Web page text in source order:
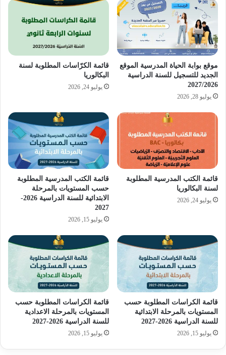
موقع بوابة الحياة المدرسية الموقع
الجديد للتسجيل للسنة الدراسية
2027/2026
يوليو 28, 2026
قائمة الكرّاسات المطلوبة لسنة
البكالوريا
يوليو 24, 2026
قائمة الكتب المدرسية المطلوبة
لسنة البكالوريا
يوليو 24, 2026
قائمة الكتب المدرسية المطلوبة
حسب المستويات بالمرحلة
الابتدائية للسنة الدراسية 2026-
2027
يوليو 15, 2026
قائمة الكراسات المطلوبة حسب
المستويات بالمرحلة الابتدائية
للسنة الدراسية 2026-2027
يوليو 15, 2026
قائمة الكراسات المطلوبة حسب
المستويات بالمرحلة الاعدادية
للسنة الدراسية 2026-2027
يوليو 15, 2026